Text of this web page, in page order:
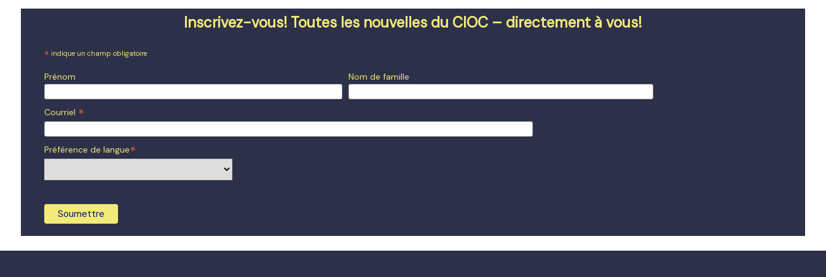
de
Inscrivez-vous! Toutes les nouvelles du CIOC – directement à vous!
* indique un champ obligatoire
Prénom Nom de famille
Courriel *
Préférence de langue*